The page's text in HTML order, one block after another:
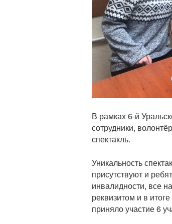
В рамках 6-й
сотрудники,
спектакль.
Уникальность
присутствуют и
инвалидности, все
реквизитом и в
приняло участие 6